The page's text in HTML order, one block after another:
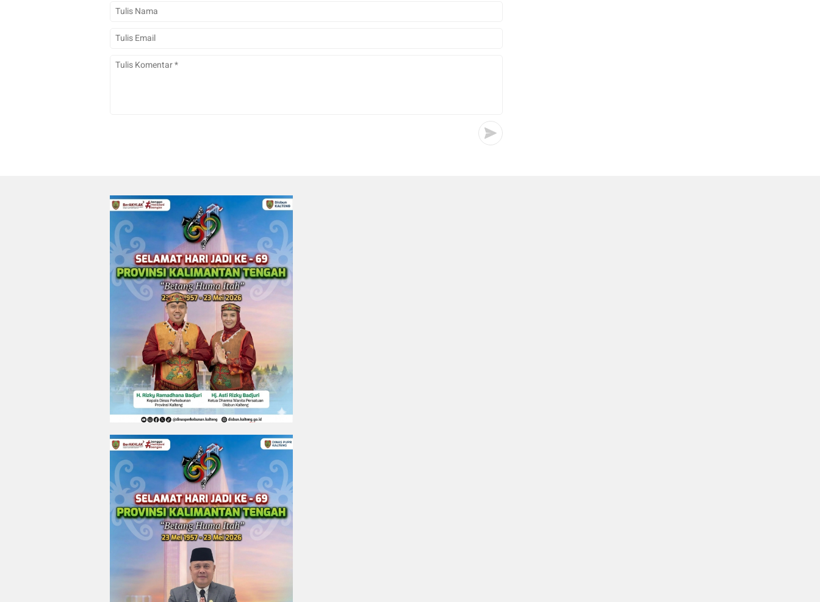
Berawal dari Informasi
Warga, Pengedar Sabu di